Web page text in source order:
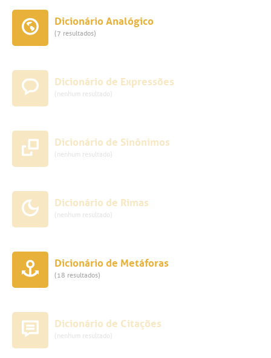
Dicionário Analógico
(7 resultados)
Dicionário de Expressões
(nenhum resultado)
Dicionário de Sinônimos
(nenhum resultado)
Dicionário de Rimas
(nenhum resultado)
Dicionário de Metáforas
(18 resultados)
Dicionário de Citações
(nenhum resultado)